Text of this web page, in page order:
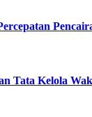
Tata Kelola